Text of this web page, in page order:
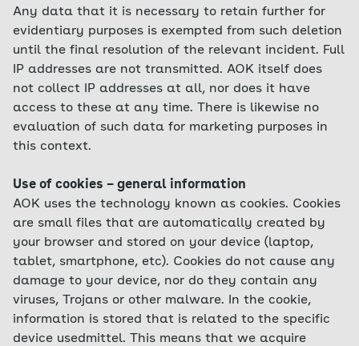
Any data that it is necessary to retain further for
evidentiary purposes is exempted from such deletion
until the final resolution of the relevant incident. Full
IP addresses are not transmitted. AOK itself does
not collect IP addresses at all, nor does it have
access to these at any time. There is likewise no
evaluation of such data for marketing purposes in
this context.
Use of cookies – general information
AOK uses the technology known as cookies. Cookies
are small files that are automatically created by
your browser and stored on your device (laptop,
tablet, smartphone, etc). Cookies do not cause any
damage to your device, nor do they contain any
viruses, Trojans or other malware. In the cookie,
information is stored that is related to the specific
device usedmittel. This means that we acquire